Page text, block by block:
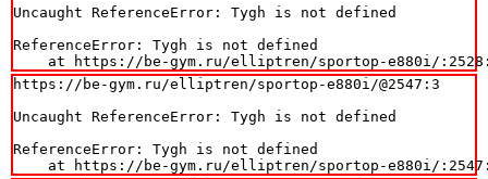
Uncaught ReferenceError: Tygh is not defined
ReferenceError: Tygh is not defined
at https://be-gym.ru/elliptren/sportop-e880i/
https://be-gym.ru/elliptren/sportop-e880i/@2547:3
Uncaught ReferenceError: Tygh is not defined
ReferenceError: Tygh is not defined
at https://be-gym.ru/elliptren/sportop-e880i/